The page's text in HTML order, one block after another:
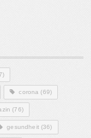
corona (69)
(76)
gesundheit(36)